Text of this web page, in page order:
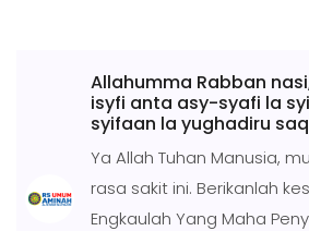
Allahumma Rabban
isyfi anta asy-syafi la
syifaan la yughadiru
Ya Allah Tuhan Manusia,
rasa sakit ini. Berikanlah
Engkaulah Yang Maha